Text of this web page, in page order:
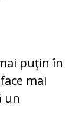
puţin în
mai
un